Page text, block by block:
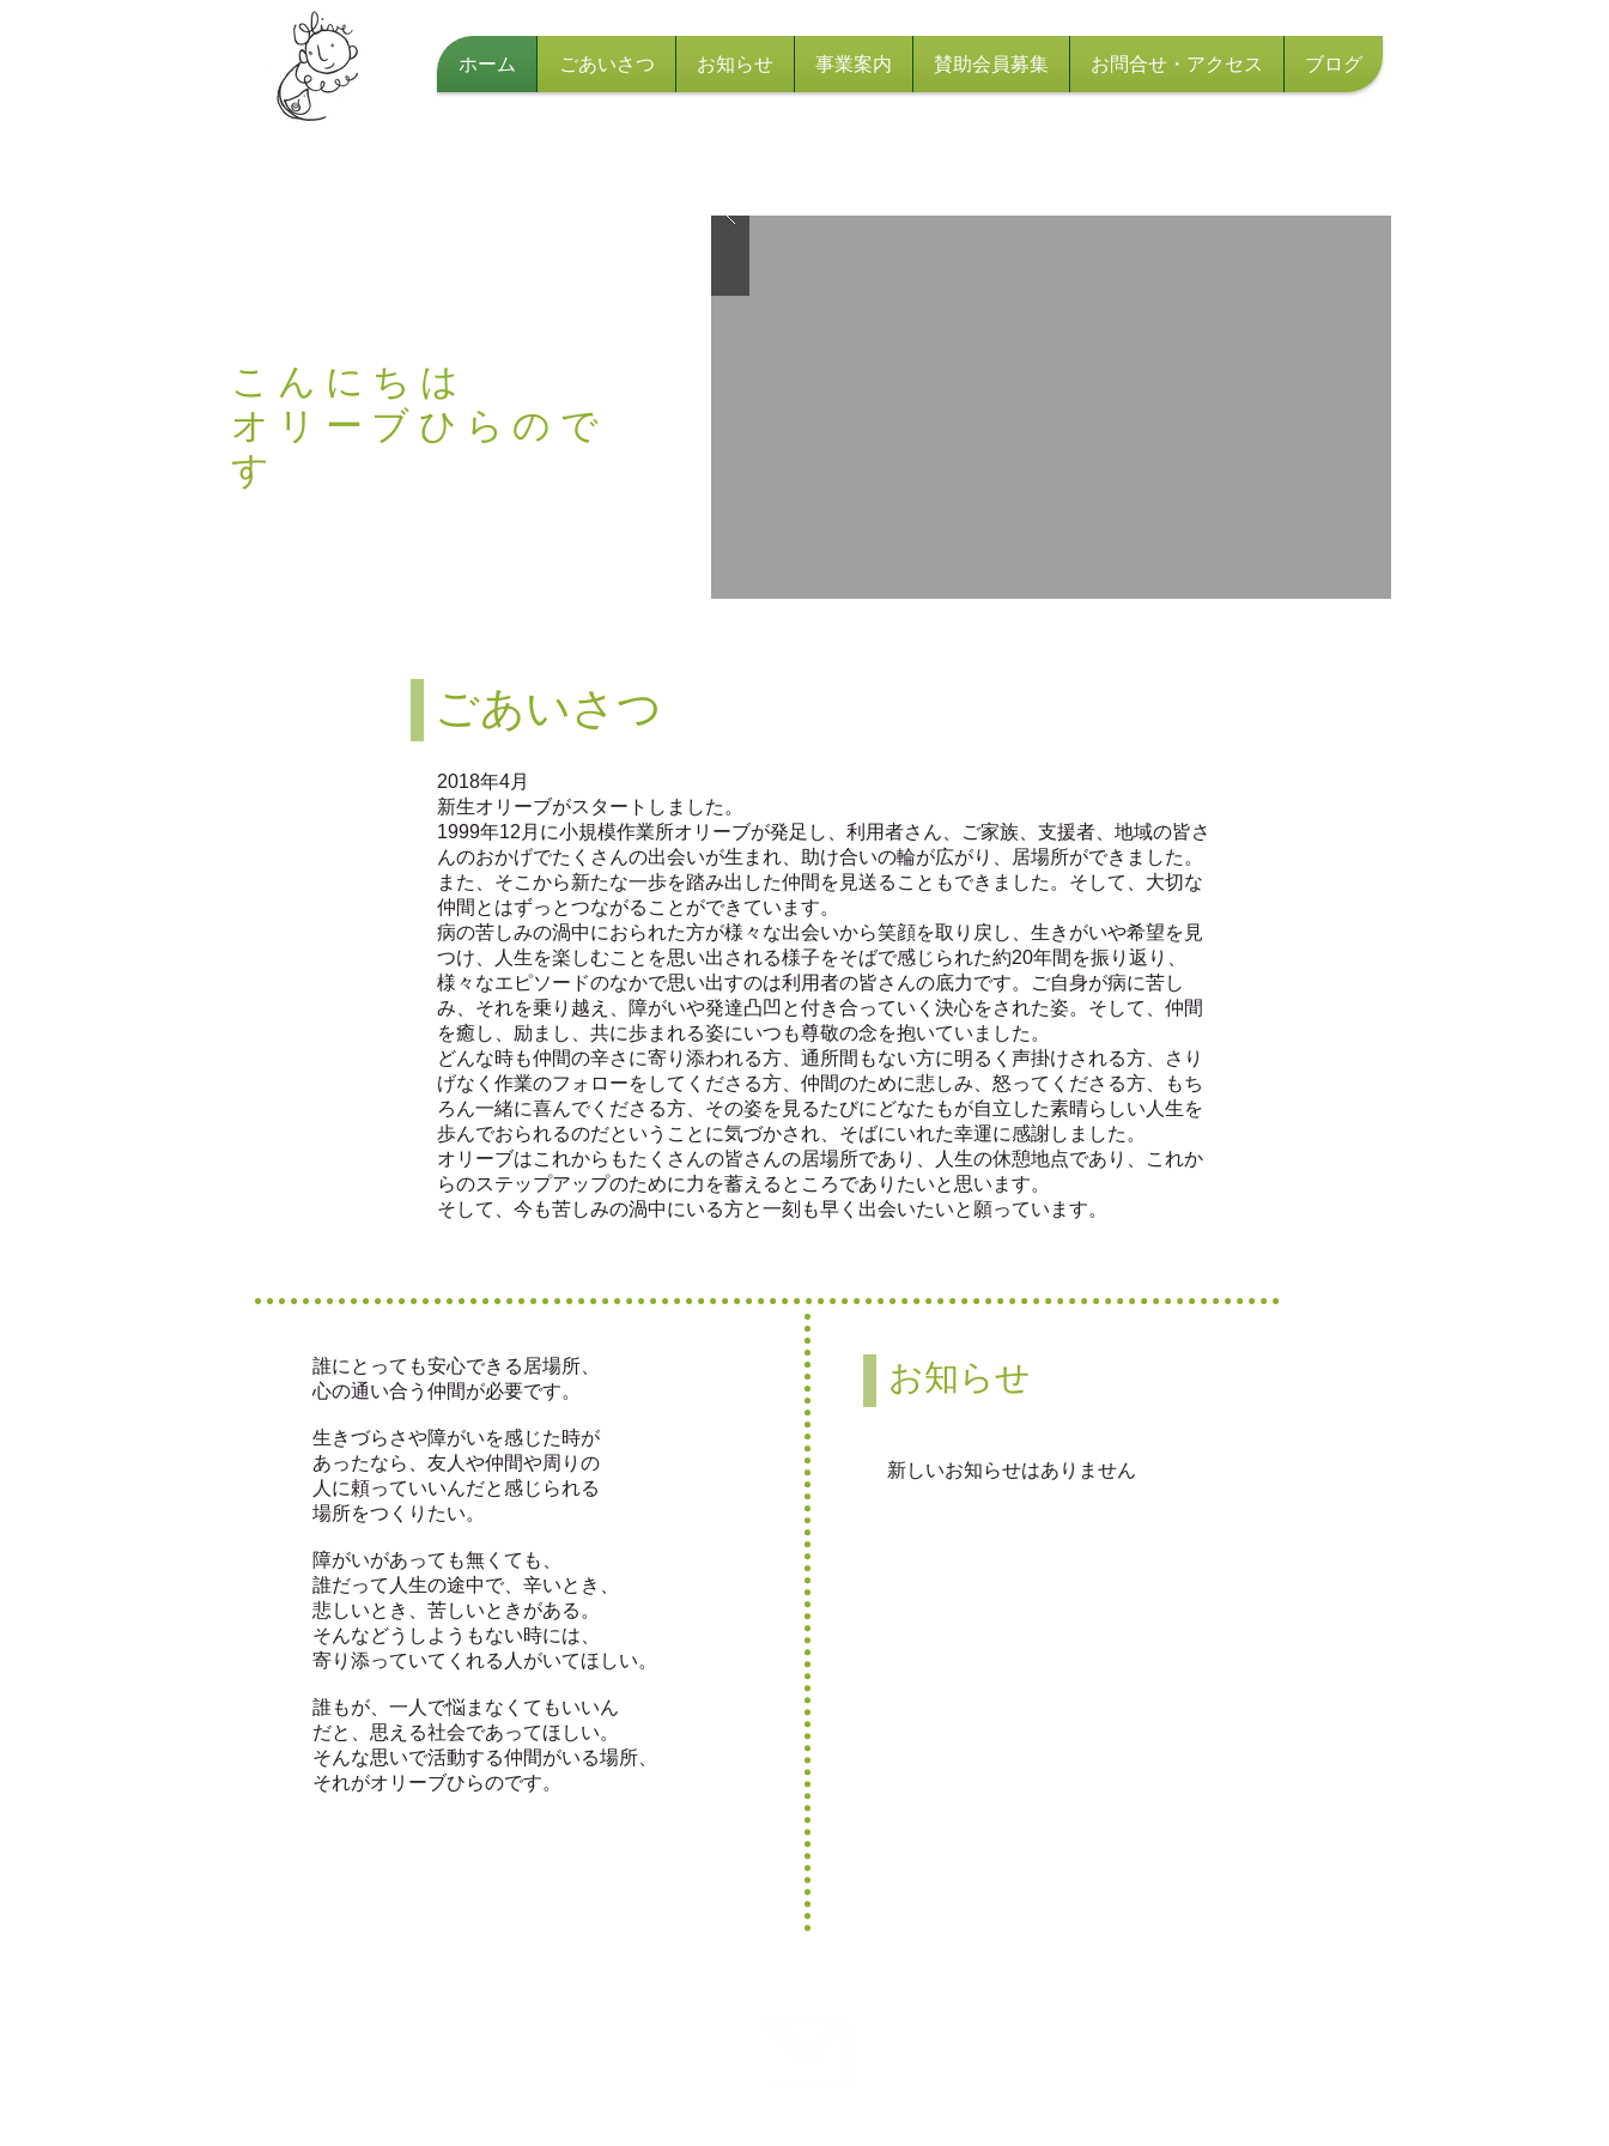
ホーム ごあいさつ お知らせ 事業案内 賛助会員募集 お問合せ・アクセス ブログ
こんにちは
オリーブひらの で
す
​ごあいさつ
2018年4月
新生オリーブがスタートしました。
1999年12月に小規模作業所オリーブが発足し、利用者さん、ご家族、支援者、地域の皆さ
んのおかげでたくさんの出会いが生まれ、助け合いの輪が広がり、居場所ができました。
また、そこから新たな一歩を踏み出した仲間を見送ることもできました。そして、大切な
仲間とはずっとつながることができています。
病の苦しみの渦中におられた方が様々な出会いから笑顔を取り戻し、生きがいや希望を見
つけ、人生を楽しむことを思い出される様子をそばで感じられた約20年間を振り返り、
様々なエピソードのなかで思い出すのは利用者の皆さんの底力です。ご自身が病に苦し
み、それを乗り越え、障がいや発達凸凹と付き合っていく決心をされた姿。そして、仲間
を癒し、励まし、共に歩まれる姿にいつも尊敬の念を抱いていました。
どんな時も仲間の辛さに寄り添われる方、通所間もない方に明るく声掛けされる方、さり
げなく作業のフォローをしてくださる方、仲間のために悲しみ、怒ってくださる方、もち
ろん一緒に喜んでくださる方、その姿を見るたびにどなたもが自立した素晴らしい人生を
歩んでおられるのだということに気づかされ、そばにいれた幸運に感謝しました。
オリーブはこれからもたくさんの皆さんの居場所であり、人生の休憩地点であり、これか
らのステップアップのために力を蓄えるところでありたいと思います。
そして、今も苦しみの渦中にいる方と一刻も早く出会いたいと願っています。
誰にとっても安心できる居場所、
心の通い合う仲間が必要です。
生きづらさや障がいを感じた時が
あったなら、友人や仲間や周りの
人に頼っていいんだと感じられる
場所をつくりたい。
障がいがあっても無くても、
誰だって人生の途中で、辛いとき、
悲しいとき、苦しいときがある。
そんなどうしようもない時には、
寄り添っていてくれる人がいてほしい。
誰もが、一人で悩まなくてもいいん
だと、思える社会であってほしい。
そんな思いで活動する仲間がいる場所、
それがオリーブひらのです。
お知らせ
​新しいお知らせはありません